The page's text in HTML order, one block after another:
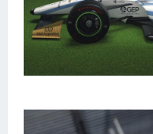
Много картинок...
Хоккей